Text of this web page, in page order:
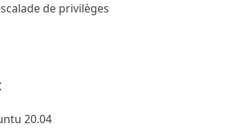
de privilèges
20.04